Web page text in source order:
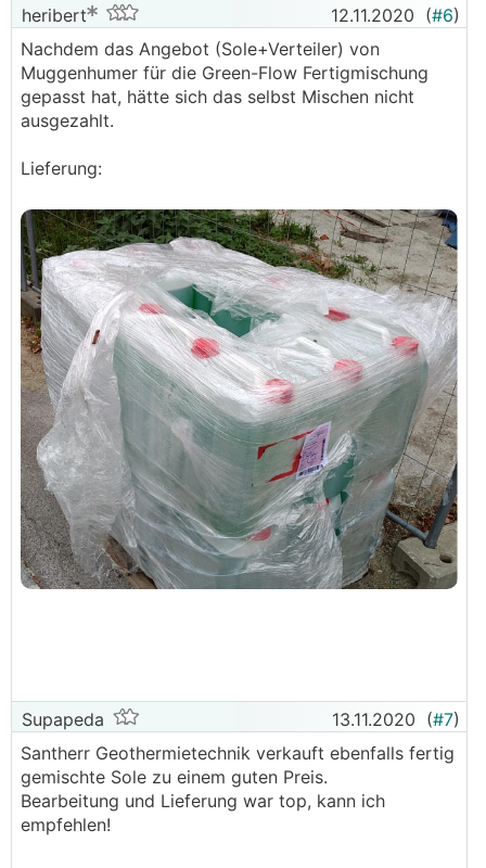
heribert 12.11.2020 (#6)
Nachdem das Angebot (Sole+Verteiler) von
Muggenhumer für die Green-Flow Fertigmischung
gepasst hat, hätte sich das selbst Mischen nicht
ausgezahlt.
Lieferung:
Supapeda 13.11.2020 (#7)
Santherr Geothermietechnik verkauft ebenfalls fertig
gemischte Sole zu einem guten Preis.
Bearbeitung und Lieferung war top, kann ich
empfehlen!